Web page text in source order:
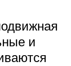
и